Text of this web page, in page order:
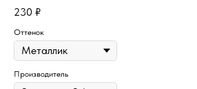
230 ₽
Оттенок
Производитель